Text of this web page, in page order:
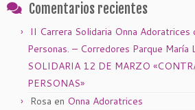
Comentarios recientes
II Carrera Solidaria Onna
Personas. – Corredores Parque María
SOLIDARIA 12 DE MARZO
PERSONAS»
Rosa en Onna Adoratrices